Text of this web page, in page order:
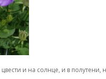
и на солнце, и в полутени,